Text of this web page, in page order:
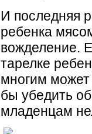
И последняя
ребенка
вожделение.
тарелке
многим может
бы убедить
младенцам